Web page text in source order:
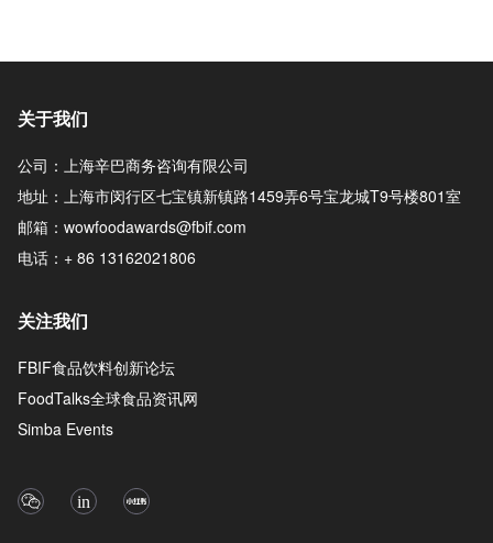
关于我们
公司：上海辛巴商务咨询有限公司
地址：上海市闵行区七宝镇新镇路1459弄6号宝龙城T9号楼801室
邮箱：wowfoodawards@fbif.com
电话：+ 86 13162021806
关注我们
FBIF食品饮料创新论坛
FoodTalks全球食品资讯网
Simba Events